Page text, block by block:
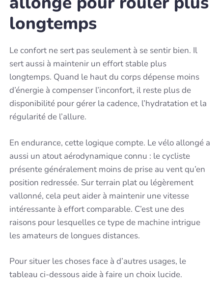
longtemps
Le confort ne sert pas seulement à se sentir bien. Il
sert aussi à maintenir un effort stable plus
longtemps. Quand le haut du corps dépense moins
d’énergie à compenser l’inconfort, il reste plus de
disponibilité pour gérer la cadence, l’hydratation et la
régularité de l’allure.
En endurance, cette logique compte. Le vélo allongé a
aussi un atout aérodynamique connu : le cycliste
présente généralement moins de prise au vent qu’en
position redressée. Sur terrain plat ou légèrement
vallonné, cela peut aider à maintenir une vitesse
intéressante à effort comparable. C’est une des
raisons pour lesquelles ce type de machine intrigue
les amateurs de longues distances.
Pour situer les choses face à d’autres usages, le
tableau ci-dessous aide à faire un choix lucide.